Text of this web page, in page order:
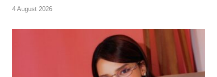
4 August 2026